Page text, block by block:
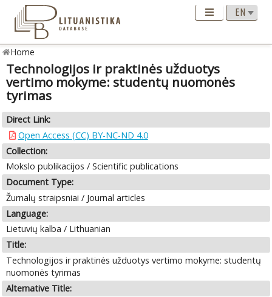
Home
Technologijos ir praktinės užduotys
vertimo mokyme: studentų nuomonės
tyrimas
Direct Link:
Open Access (CC) BY-NC-ND 4.0
Collection:
Mokslo publikacijos / Scientific publications
Document Type:
Žurnalų straipsniai / Journal articles
Language:
Lietuvių kalba / Lithuanian
Title:
Technologijos ir praktinės užduotys vertimo mokyme: studentų
nuomonės tyrimas
Alternative Title: